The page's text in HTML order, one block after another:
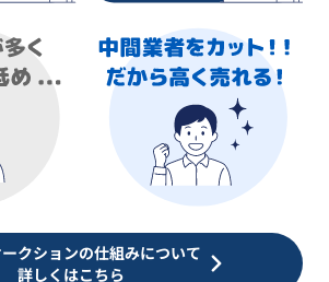
クションの仕組みについて
詳しくはこちら